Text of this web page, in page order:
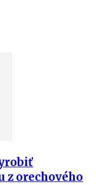
z orechového